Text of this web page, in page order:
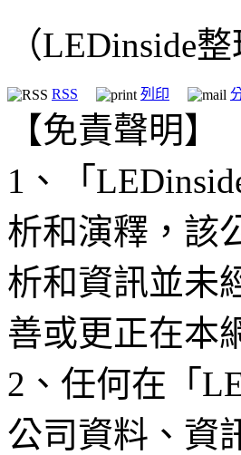
（LEDinside整
RSS 列印
【免責聲明】
1、「
析和演釋，該
析和資訊並未
善或更正在本
2、任何在「
公司資料、資